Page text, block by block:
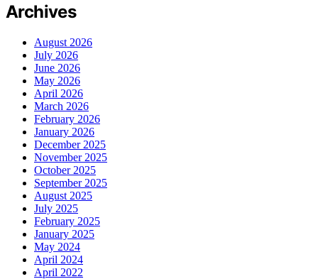
Archives
August 2026
July 2026
June 2026
May 2026
April 2026
March 2026
February 2026
January 2026
December 2025
November 2025
October 2025
September 2025
August 2025
July 2025
February 2025
January 2025
May 2024
April 2024
April 2022